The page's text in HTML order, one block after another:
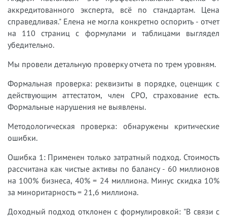
аккредитованного эксперта, всё по стандартам. Цена
справедливая." Елена не могла конкретно оспорить - отчет
на 110 страниц с формулами и таблицами выглядел
убедительно.
Мы провели детальную проверку отчета по трем уровням.
Формальная проверка: реквизиты в порядке, оценщик с
действующим аттестатом, член СРО, страхование есть.
Формальные нарушения не выявлены.
Методологическая проверка: обнаружены критические
ошибки.
Ошибка 1: Применен только затратный подход. Стоимость
рассчитана как чистые активы по балансу - 60 миллионов
на 100% бизнеса, 40% = 24 миллиона. Минус скидка 10%
за миноритарность = 21,6 миллиона.
Доходный подход отклонен с формулировкой: "В связи с